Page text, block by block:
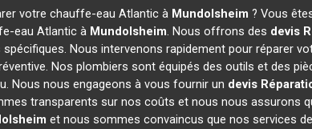
votre chauffe-eau Atlantic à Mundolsheim ? Vous
eau Atlantic à Mundolsheim. Nous offrons des devis
Nous intervenons rapidement pour réparer
Nos plombiers sont équipés des outils et des
Nous nous engageons à vous fournir un devis
transparents sur nos coûts et nous nous assurons
et nous sommes convaincus que nos services